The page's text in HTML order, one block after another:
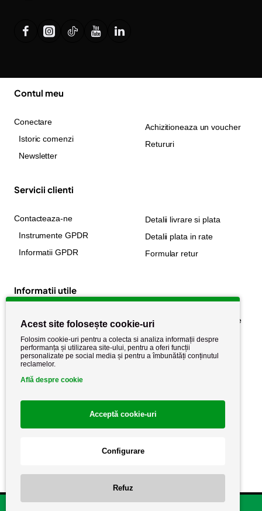
Contul meu
Conectare
Istoric comenzi
Newsletter
Achizitioneaza un voucher
Retururi
Servicii clienti
Contacteaza-ne
Instrumente GPDR
Informatii GPDR
Detalii livrare si plata
Detalii plata in rate
Formular retur
Informatii utile
Despre noi
Stiri si noutati
Politica de cookie
Politica de confidențialitate
Politica de retur
Termeni si conditii
Acest site folosește cookie-uri
Folosim cookie-uri pentru a colecta si analiza informații despre
performanța și utilizarea site-ului, pentru a oferi funcții
personalizate pe social media și pentru a îmbunătăți conținutul
reclamelor.
Află despre cookie
Acceptă cookie-uri
Configurare
Refuz